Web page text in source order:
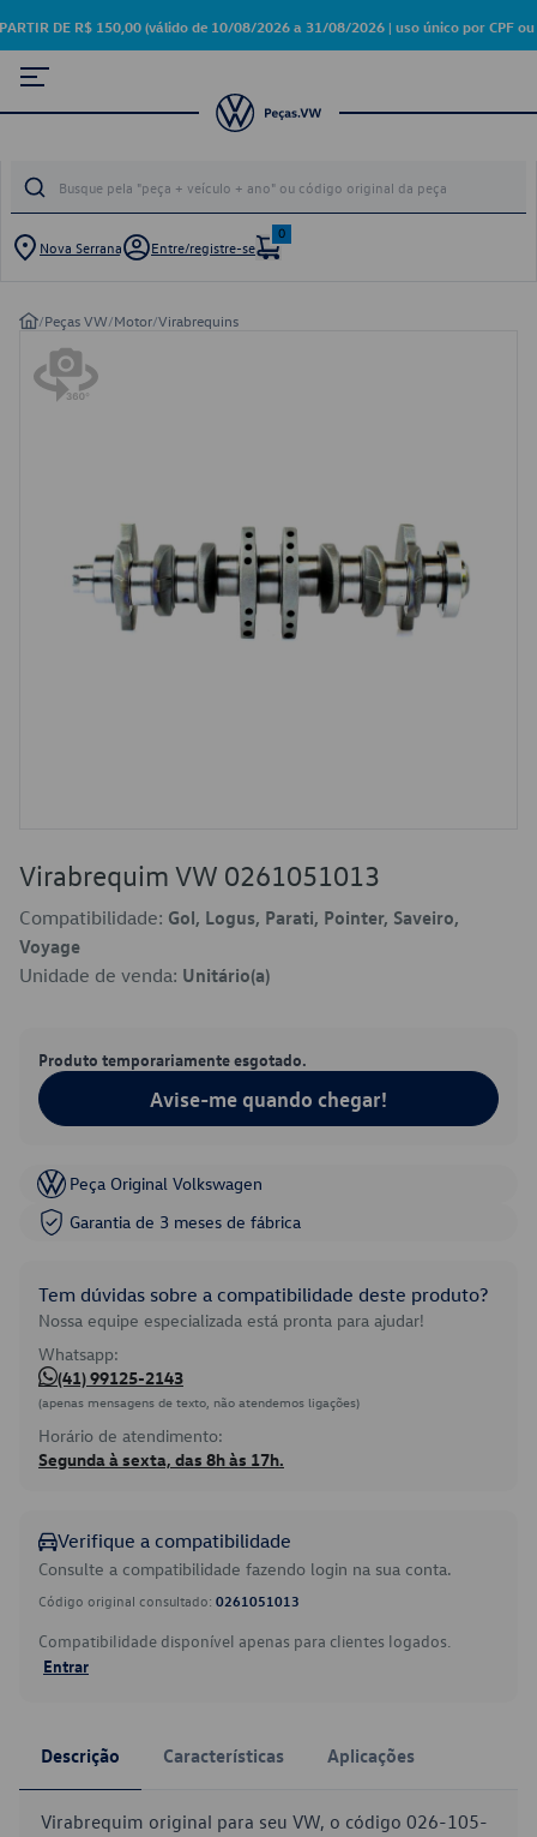
DE R$ 150,00 (válido de 10/08/2026 a 31/08/2026 | uso único por CPF ou
Nova Serrana Entre/registre-se
0
/Peças VW/Motor/Virabrequins
Virabrequim VW 0261051013
Compatibilidade: Gol, Logus, Parati, Pointer, Saveiro,
Voyage
Unidade de venda: Unitário(a)
Produto temporariamente esgotado.
Avise-me quando chegar!
Peça Original Volkswagen
Garantia de 3 meses de fábrica
Tem dúvidas sobre a compatibilidade deste produto?
Nossa equipe especializada está pronta para ajudar!
Whatsapp:
(41) 99125-2143
(apenas mensagens de texto, não atendemos ligações)
Horário de atendimento:
Segunda à sexta, das 8h às 17h.
Verifique a compatibilidade
Consulte a compatibilidade fazendo login na sua conta.
Código original consultado: 0261051013
Compatibilidade disponível apenas para clientes logados.
Entrar
Descrição Características Aplicações
Virabrequim original para seu VW, o código 026-105-